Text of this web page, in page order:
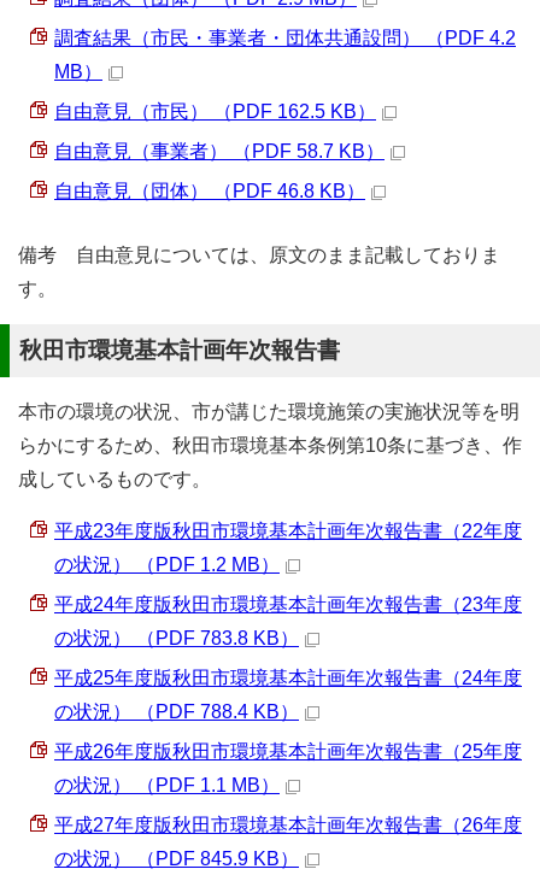
調査結果（市民・事業者・団体共通設問） （PDF 4.2
MB）
自由意見（市民） （PDF 162.5 KB）
自由意見（事業者） （PDF 58.7 KB）
自由意見（団体） （PDF 46.8 KB）
備考 自由意見については、原文のまま記載しておりま
す。
秋田市環境基本計画年次報告書
本市の環境の状況、市が講じた環境施策の実施状況等を明
らかにするため、秋田市環境基本条例第10条に基づき、作
成しているものです。
平成23年度版秋田市環境基本計画年次報告書（22年度
の状況） （PDF 1.2 MB）
平成24年度版秋田市環境基本計画年次報告書（23年度
の状況） （PDF 783.8 KB）
平成25年度版秋田市環境基本計画年次報告書（24年度
の状況） （PDF 788.4 KB）
平成26年度版秋田市環境基本計画年次報告書（25年度
の状況） （PDF 1.1 MB）
平成27年度版秋田市環境基本計画年次報告書（26年度
の状況） （PDF 845.9 KB）